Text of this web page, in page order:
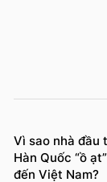
Vì sao nhà đầu
Hàn Quốc “ồ
đến Việt Nam?